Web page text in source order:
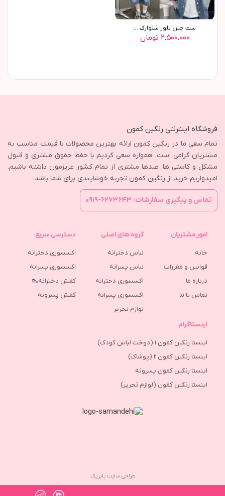
ست جین بلوز شلوارک ...
۲,۵۰۰,۰۰۰ تومان
فروشگاه اینترنتی رنگین کمون
تمام سعی ما در رنگین کمون ارائه بهترین محصولات با قیمت مناسب به
مشتریان گرامی است. همواره سعی کردیم با حفظ حقوق مشتری و قبول
مشکل و کاستی ها، صدها مشتری از تمام کشور عزیزمون داشته باشیم.
امیدواریم خرید از رنگین کمون تجربه خوشایندی برای شما باشد.
تماس و پیگیری سفارشات: ۶۲۷۳۶۴۳-۰۹۱۹
امور مشتریان
خانه
قوانین و مقررات
درباره ما
تماس با ما
گروه های اصلی
لباس دخترانه
لباس پسرانه
اکسسوری دخترانه
اکسسوری پسرانه
لوازم تحریر
دسترسی سریع
اکسسوری دخترانه
اکسسوری پسرانه
کفش دخترانه👠
كفش پسرونه
اینستاگرام
اینستا رنگین کمون 1 (دوخت لباس کودک)
اینستا رنگین کمون 2 (پوشاک)
اینستا رنگین کمون پسرونه
اینستا رنگین کمون (لوازم تحریر)
طراحی سایت پاپریک